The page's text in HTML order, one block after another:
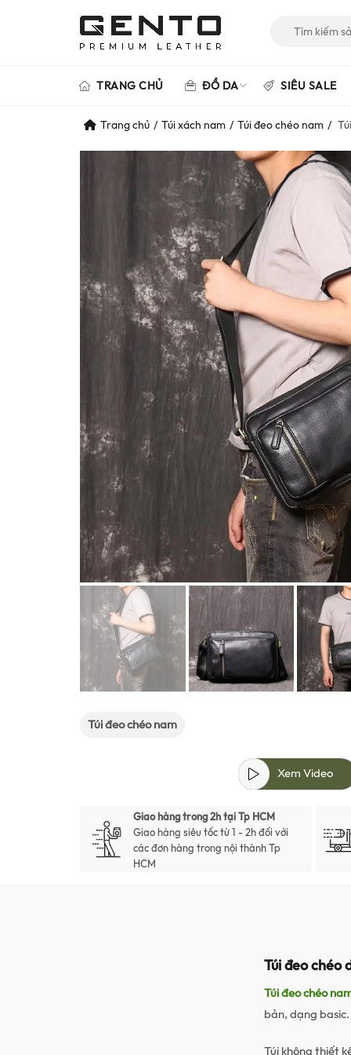
TRANG CHỦ ĐỒ DA SIÊU SALE
Trang chủ Túi xách nam Túi đeo chéo nam
Túi đeo chéo nam
Xem Video
Giao hàng trong 2h tại Tp HCM
Giao hàng siêu tốc từ 1 - 2h đối với
các đơn hàng trong nội thành Tp
HCM
Túi đeo chéo
Túi đeo chéo
bản, dạng
Túi không thiết